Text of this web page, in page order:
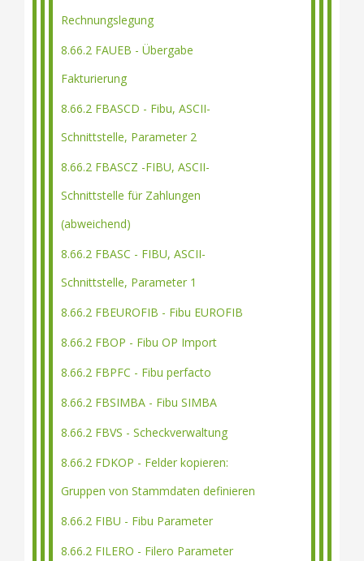
Rechnungslegung
8.66.2 FAUEB - Übergabe
Fakturierung
8.66.2 FBASCD - Fibu, ASCII-
Schnittstelle, Parameter 2
8.66.2 FBASCZ -FIBU, ASCII-
Schnittstelle für Zahlungen
(abweichend)
8.66.2 FBASC - FIBU, ASCII-
Schnittstelle, Parameter 1
8.66.2 FBEUROFIB - Fibu EUROFIB
8.66.2 FBOP - Fibu OP Import
8.66.2 FBPFC - Fibu perfacto
8.66.2 FBSIMBA - Fibu SIMBA
8.66.2 FBVS - Scheckverwaltung
8.66.2 FDKOP - Felder kopieren:
Gruppen von Stammdaten definieren
8.66.2 FIBU - Fibu Parameter
8.66.2 FILERO - Filero Parameter